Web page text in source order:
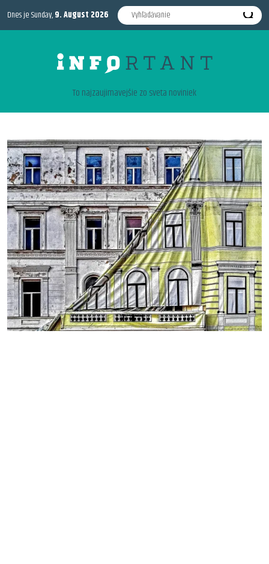
Dnes je Sunday,9. August 2026
To najzaujimavejšie zo sveta noviniek